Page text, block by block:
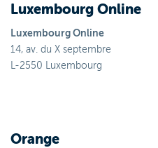
Luxembourg Online
Luxembourg Online
14, av. du X septembre
L-2550 Luxembourg
Orange